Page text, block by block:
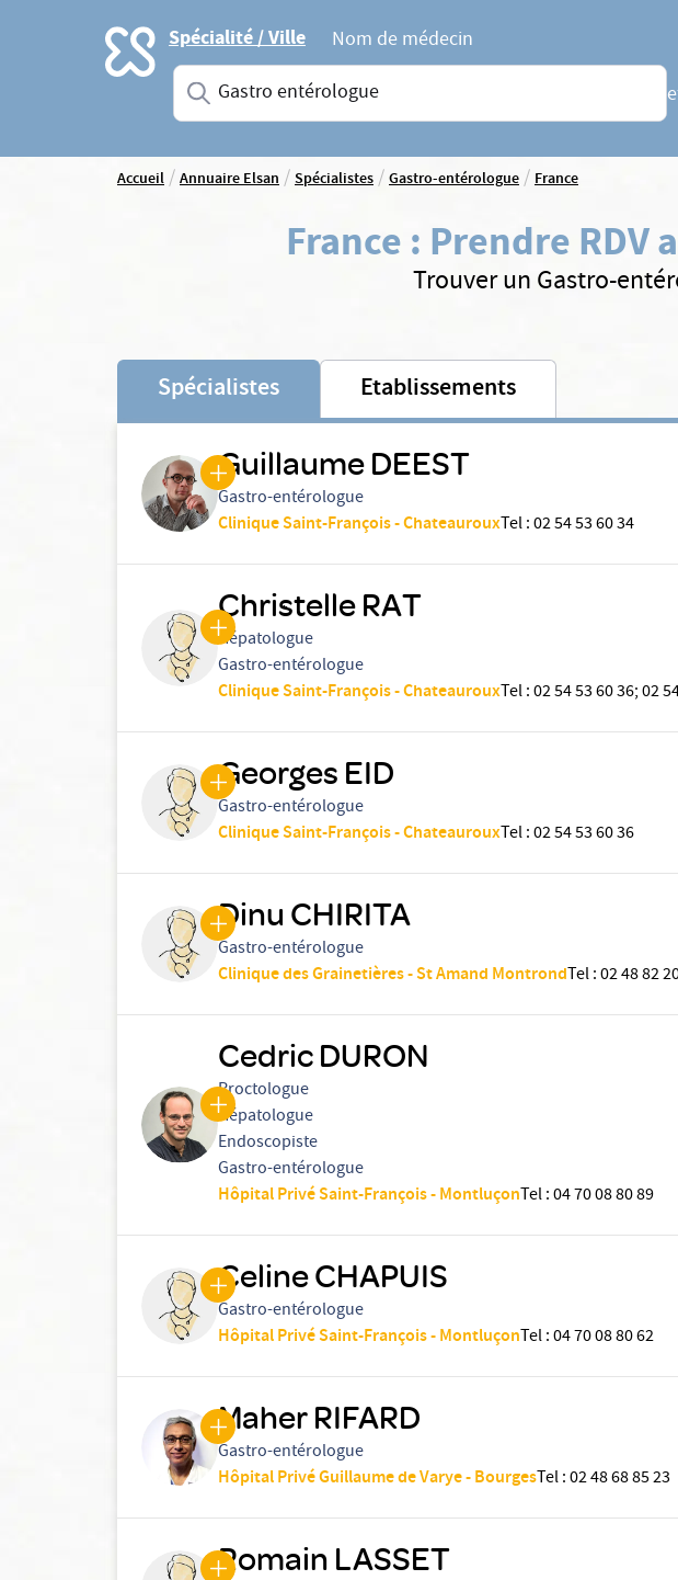
Accueil Spécialité / Ville
Nom de médecin
Saisissez une spécialité ou un service
Accueil/Annuaire Elsan/Spécialistes/Gastro-entérologue/France
France : Prendre RDV
Trouver un Gastro-
Spécialistes Etablissements
Guillaume DEEST
Gastro-entérologue
Clinique Saint-François - ChateaurouxTel:02 54 53 60 34
Christelle RAT
Hépatologue
Gastro-entérologue
Clinique Saint-François - ChateaurouxTel:02 54 53 60 36;02
Georges EID
Gastro-entérologue
Clinique Saint-François - ChateaurouxTel:02 54 53 60 36
Dinu CHIRITA
Gastro-entérologue
Clinique des Grainetières - St Amand MontrondTel:02 48 82
Cedric DURON
Proctologue
Hépatologue
Endoscopiste
Gastro-entérologue
Hôpital Privé Saint-François - MontluçonTel:04 70 08 80 89
Celine CHAPUIS
Gastro-entérologue
Hôpital Privé Saint-François - MontluçonTel:04 70 08 80 62
Maher RIFARD
Gastro-entérologue
Hôpital Privé Guillaume de Varye - BourgesTel:02 48 68 85 23
Romain LASSET